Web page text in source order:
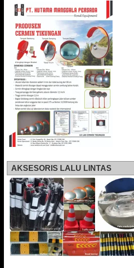
AKSESORIS LALU LINTAS